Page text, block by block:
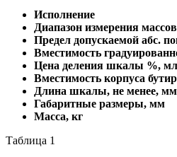
Исполнение
Диапазон измерения
Предел допускаемой абс.
Вместимость
Цена деления шкалы %, мл
Вместимость корпуса
Длина шкалы, не менее, мм
Габаритные размеры, мм
Масса, кг
Таблица 1